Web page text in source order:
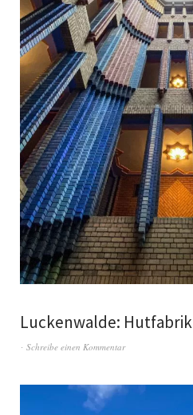
Luckenwalde: Hutfabrik
Schreibe einen Kommentar